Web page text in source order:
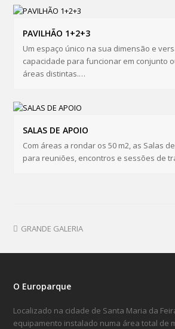
PAVILHÃO 1+2+3
Um espaço único na sua dimensão e
capacidade para funcionar em conjunto
áreas distintas.…
SALAS DE APOIO
Com áreas a rondar os 50 m2, as Salas
para reuniões, encontros e sessões de
GRANDE GALERIA
O Europarque
Localizado na cidade de Santa Maria da
equipamento instalado numa área total de